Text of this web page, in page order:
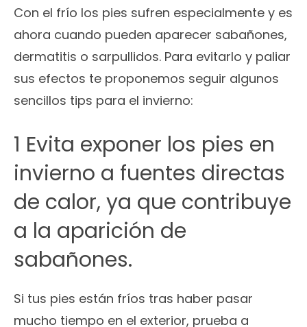
Con el frío los pies sufren especialmente y es
ahora cuando pueden aparecer sabañones,
dermatitis o sarpullidos. Para evitarlo y paliar
sus efectos te proponemos seguir algunos
sencillos tips para el invierno:
1 Evita exponer los pies en
invierno a fuentes directas
de calor, ya que contribuye
a la aparición de
sabañones.
Si tus pies están fríos tras haber pasar
mucho tiempo en el exterior, prueba a